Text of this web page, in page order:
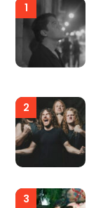
1
2
3